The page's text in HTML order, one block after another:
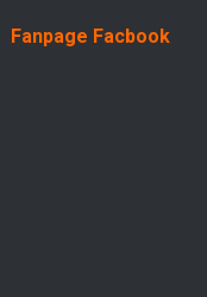
Fanpage Facbook